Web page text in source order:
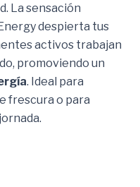
La sensación
despierta tus
activos trabajan
promoviendo un
. Ideal para
frescura o para